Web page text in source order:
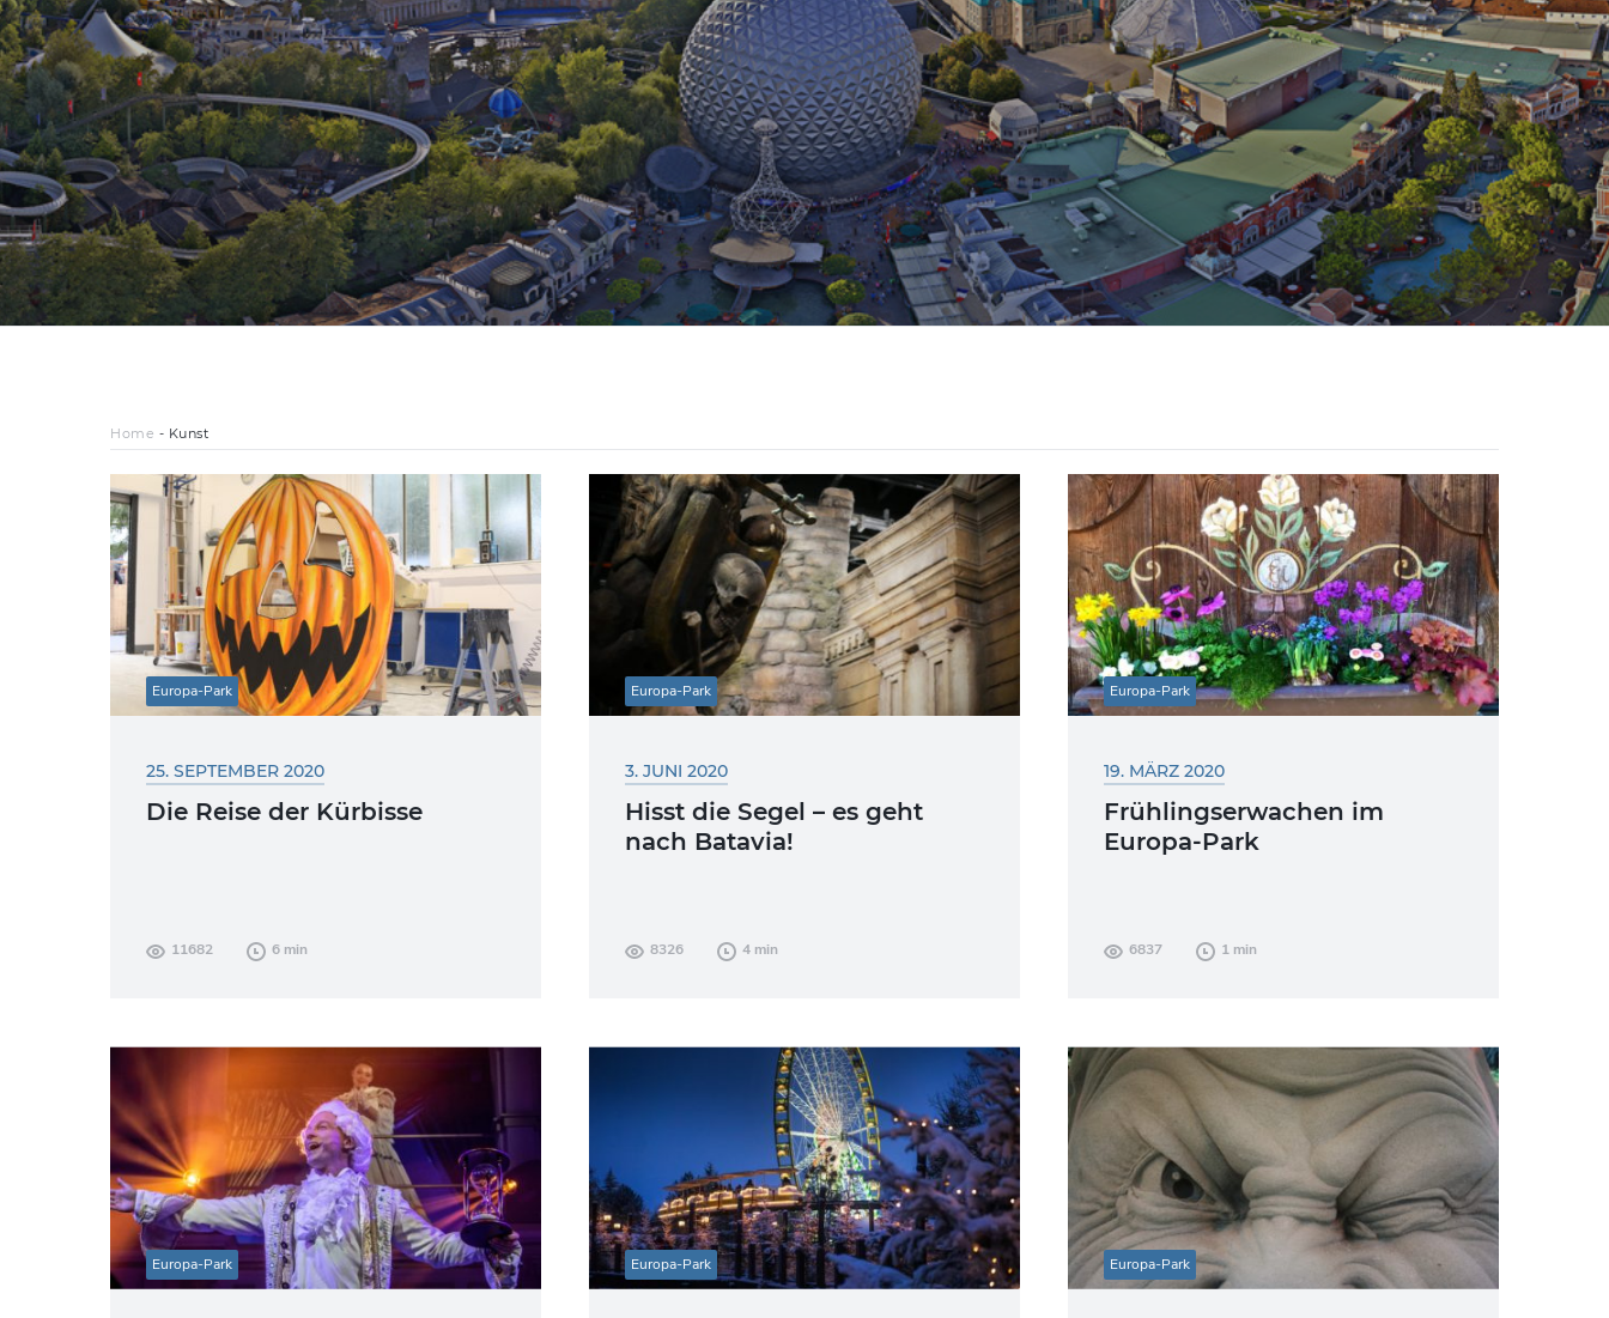
Home - Kunst
Europa-Park
25. SEPTEMBER 2020
Die Reise der Kürbisse
Hochtouren. 180.000 Kürbisse und mehr
26. September an...
11682 6 min
Europa-Park
3. JUNI 2020
Hisst die Segel – es geht
nach Batavia!
geglückt! Auf der Baustelle der
8326 4 min
Europa-Park
19. MÄRZ 2020
Frühlingserwachen im
Europa-Park
Sonnenstrahlen kitzeln uns in der Nase
6837 1 min
Europa-Park Europa-Park Europa-Park